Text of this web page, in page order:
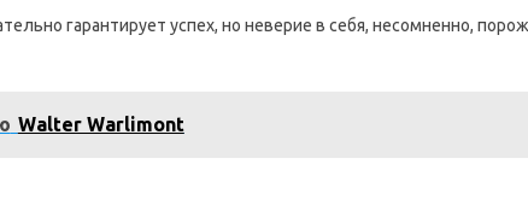
гарантирует успех, но неверие в себя, несомненно,
Walter Warlimont